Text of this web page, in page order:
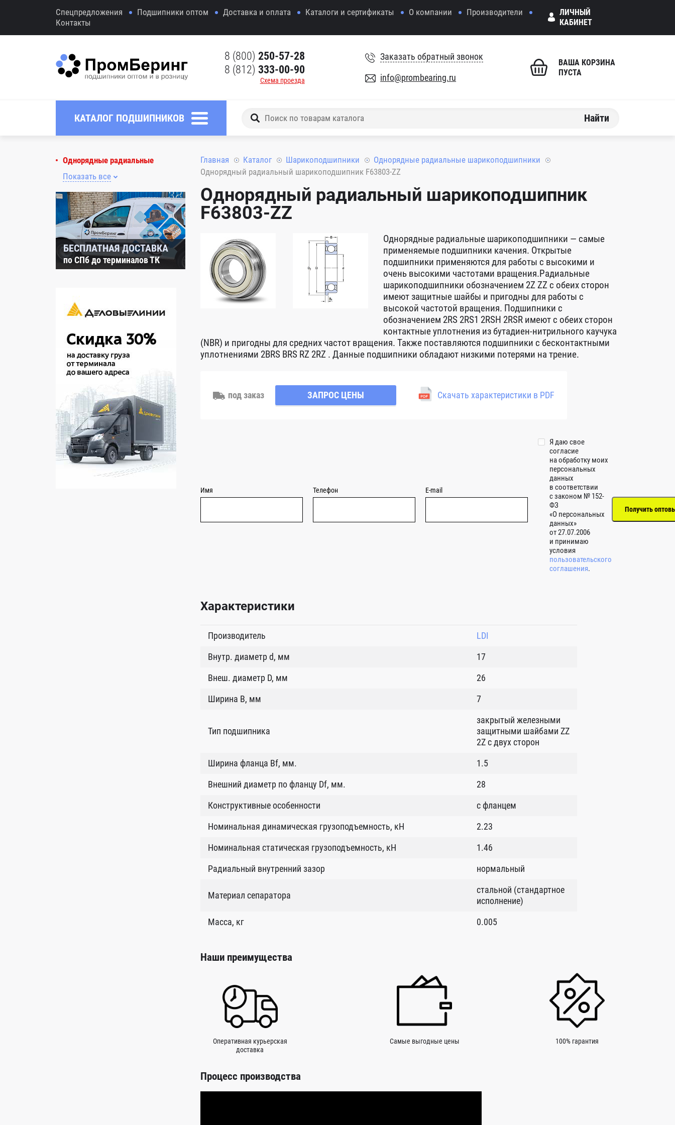
Спецпредложения Подшипники оптом Доставка и оплата Каталоги и сертификаты О компании
Производители
Контакты
ЛИЧНЫЙ
КАБИНЕТ
8 (800) 250-57-28
8 (812) 333-00-90
Схема проезда
Заказать обратный звонок
info@prombearing.ru
ВАША КОРЗИНА
ПУСТА
КАТАЛОГ ПОДШИПНИКОВ Найти
Однорядные радиальные
Показать все
БЕСПЛАТНАЯ ДОСТАВКА
по СПб до терминалов ТК
Главная Каталог Шарикоподшипники
Однорядные радиальные шарикоподшипники
Однорядный радиальный шарикоподшипник F63803-ZZ
Однорядный радиальный шарикоподшипник
F63803-ZZ
Однорядные радиальные шарикоподшипники — самые
применяемые подшипники качения. Открытые
подшипники применяются для работы с высокими и
очень высокими частотами вращения.Радиальные
шарикоподшипники обозначением 2Z ZZ с обеих сторон
имеют защитные шайбы и пригодны для работы с
высокой частотой вращения. Подшипники с
обозначением 2RS 2RS1 2RSH 2RSR имеют с обеих сторон
контактные уплотнения из бутадиен-нитрильного каучука
(NBR) и пригодны для средних частот вращения. Также поставляются подшипники с бесконтактными
уплотнениями 2BRS BRS RZ 2RZ . Данные подшипники обладают низкими потерями на трение.
под заказ ЗАПРОС ЦЕНЫ Скачать характеристики в PDF
Имя Телефон E-mail
Я даю свое
согласие
на обработку моих
персональных
данных
в соответствии
с законом № 152-
ФЗ
«О персональных
данных»
от 27.07.2006
и принимаю
условия
пользовательского
соглашения.
Характеристики
Производитель
LDI
Внутр. диаметр d, мм
17
Внеш. диаметр D, мм
26
Ширина B, мм
7
Тип подшипника
закрытый железными
защитными шайбами ZZ
2Z c двух сторон
Ширина фланца Bf, мм.
1.5
Внешний диаметр по фланцу Df, мм.
28
Конструктивные особенности
с фланцем
Номинальная динамическая грузоподъемность, кН
2.23
Номинальная статическая грузоподъемность, кН
1.46
Радиальный внутренний зазор
нормальный
Материал сепаратора
стальной (стандартное
исполнение)
Масса, кг
0.005
Наши преимущества
Оперативная курьерская
доставка
Самые выгодные цены 100% гарантия
Процесс производства